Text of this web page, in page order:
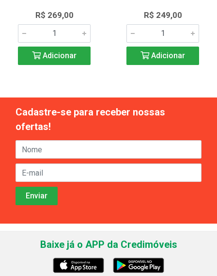
R$ 269,00
Adicionar
R$ 249,00
Adicionar
Cadastre-se para receber nossas
ofertas!
Baixe já o APP da Credimóveis